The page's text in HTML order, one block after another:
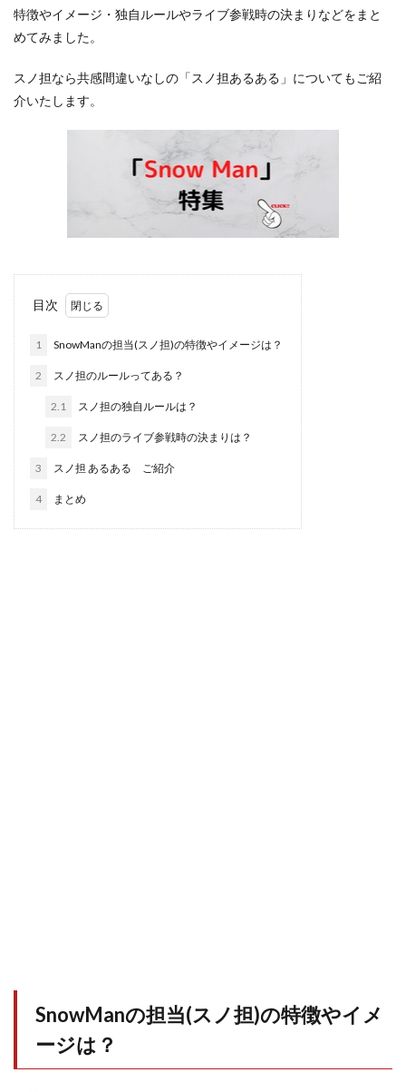
特徴やイメージ・独自ルールやライブ参戦時の決まりなどをまと
めてみました。
スノ担なら共感間違いなしの「スノ担あるある」についてもご紹
介いたします。
目次
1 SnowManの担当(スノ担)の特徴やイメージは？
2 スノ担のルールってある？
2.1 スノ担の独自ルールは？
2.2 スノ担のライブ参戦時の決まりは？
3 スノ担 あるある ご紹介
4 まとめ
SnowManの担当(スノ担)の特徴やイメ
ージは？